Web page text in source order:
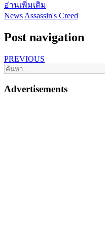
อ่านเพิ่มเติม
News Assassin's Creed
Post navigation
PREVIOUS
Advertisements